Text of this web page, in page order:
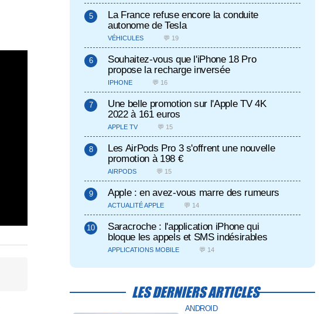
La France refuse encore la conduite
autonome de Tesla
VÉHICULES 💬 19
Souhaitez-vous que l'iPhone 18 Pro
propose la recharge inversée
IPHONE 💬 16
Une belle promotion sur l'Apple TV 4K
2022 à 161 euros
APPLE TV 💬 15
Les AirPods Pro 3 s'offrent une nouvelle
promotion à 198 €
AIRPODS 💬 15
Apple : en avez-vous marre des rumeurs
ACTUALITÉ APPLE 💬 14
Saracroche : l'application iPhone qui
bloque les appels et SMS indésirables
APPLICATIONS MOBILE 💬 14
LES DERNIERS ARTICLES
ANDROID